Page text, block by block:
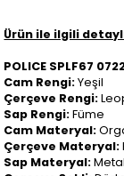
Ürün ile ilgili
POLICE SPLF67
Cam Rengi:Yeşil
Çerçeve Rengi:
Sap Rengi:Füme
Cam Materyal:
Çerçeve Materyal:
Sap Materyal:Metal